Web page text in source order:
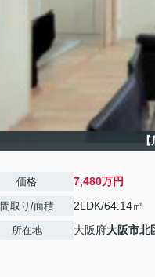
価格 7,480万円
間取り/面積 2LDK/64.14㎡
所在地 大阪府大阪市北